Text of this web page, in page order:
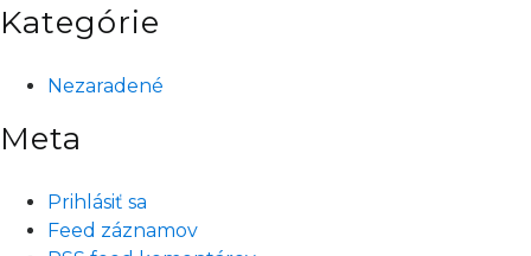
Kategórie
Nezaradené
Meta
Prihlásiť sa
Feed záznamov